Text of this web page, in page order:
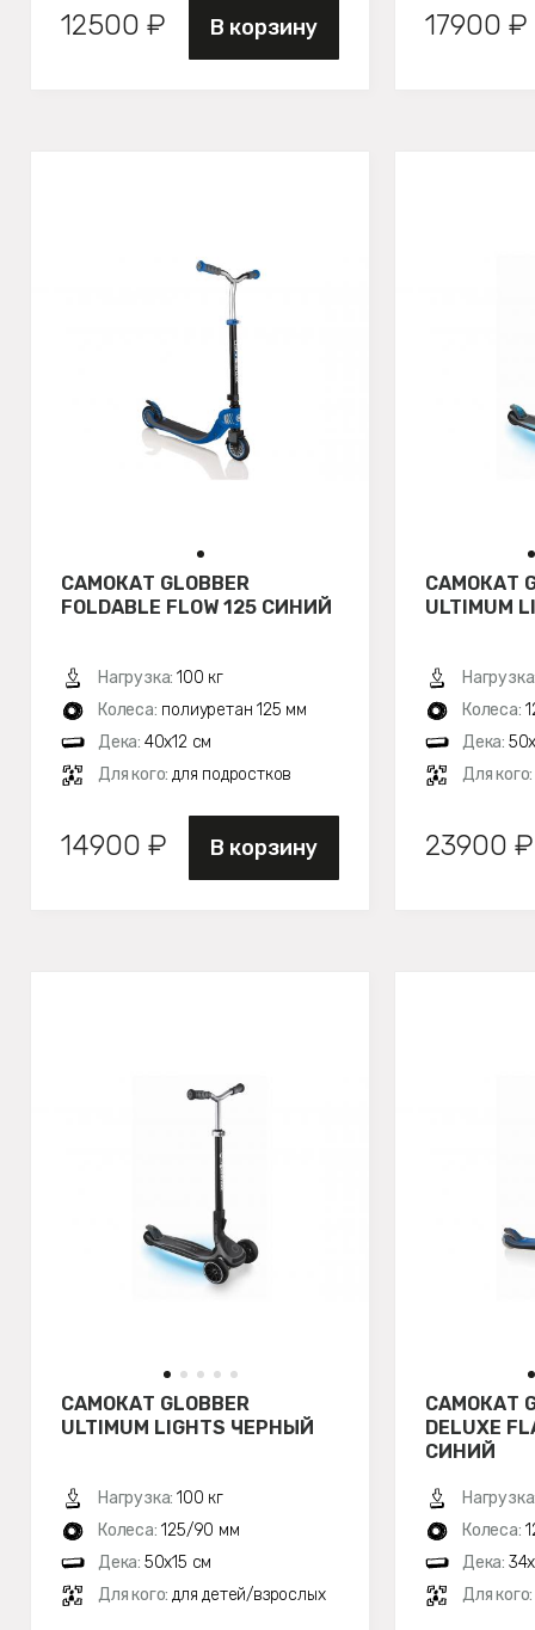
12500 ₽ В корзину 17900 ₽
САМОКАТ GLOBBER
FOLDABLE FLOW 125 СИНИЙ
Нагрузка: 100 кг
Колеса: полиуретан 125 мм
Дека: 40x12 см
Для кого: для подростков
14900 ₽ В корзину
САМОКАТ
ULTIMUM
Колеса:
Дека:
Для кого:
23900 ₽
САМОКАТ GLOBBER
ULTIMUM LIGHTS ЧЕРНЫЙ
Нагрузка: 100 кг
Колеса: 125/90 мм
Дека: 50х15 см
Для кого: для детей/взрослых
САМОКАТ
DELUXE
СИНИЙ
Колеса:
Дека:
Для кого: